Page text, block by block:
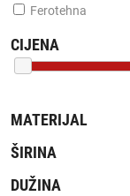
Ferotehna
CIJENA
MATERIJAL
ŠIRINA
DUŽINA